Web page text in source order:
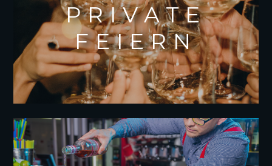
PRIVATE
FEIERN